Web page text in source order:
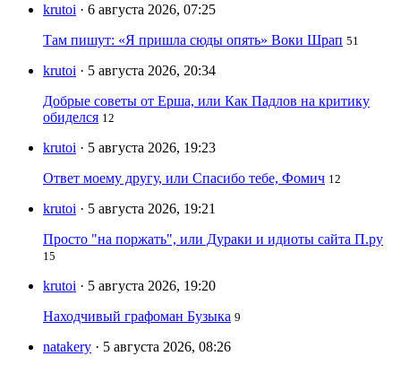
krutoi · 6 августа 2026, 07:25
Там пишут: «Я пришла сюды опять» Воки Шрап 51
krutoi · 5 августа 2026, 20:34
Добрые советы от Ерша, или Как Падлов на критику
обиделся 12
krutoi · 5 августа 2026, 19:23
Ответ моему другу, или Спасибо тебе, Фомич 12
krutoi · 5 августа 2026, 19:21
Просто "на поржать", или Дураки и идиоты сайта П.ру
15
krutoi · 5 августа 2026, 19:20
Находчивый графоман Бузыка 9
natakery · 5 августа 2026, 08:26